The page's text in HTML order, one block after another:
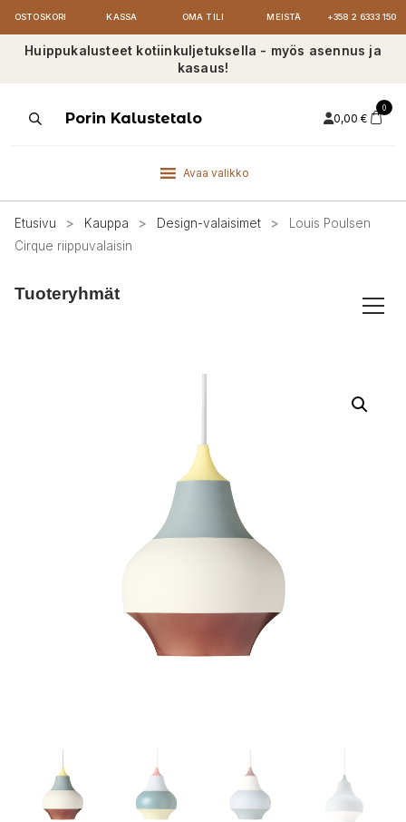
OSTOSKORI KASSA OMA TILI MEISTÄ +358 2 6333 150
Huippukalusteet kotiinkuljetuksella - myös asennus ja
kasaus!
ProductsPorin Kalustetalo 0,00 €
0
Avaa valikko
Etusivu > Kauppa > Design-valaisimet >
Louis Poulsen
Cirque riippuvalaisin
Tuoteryhmät